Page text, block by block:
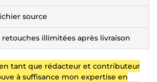
source
illimitées après livraison
tant que rédacteur et contributeur
à suffisance mon expertise en